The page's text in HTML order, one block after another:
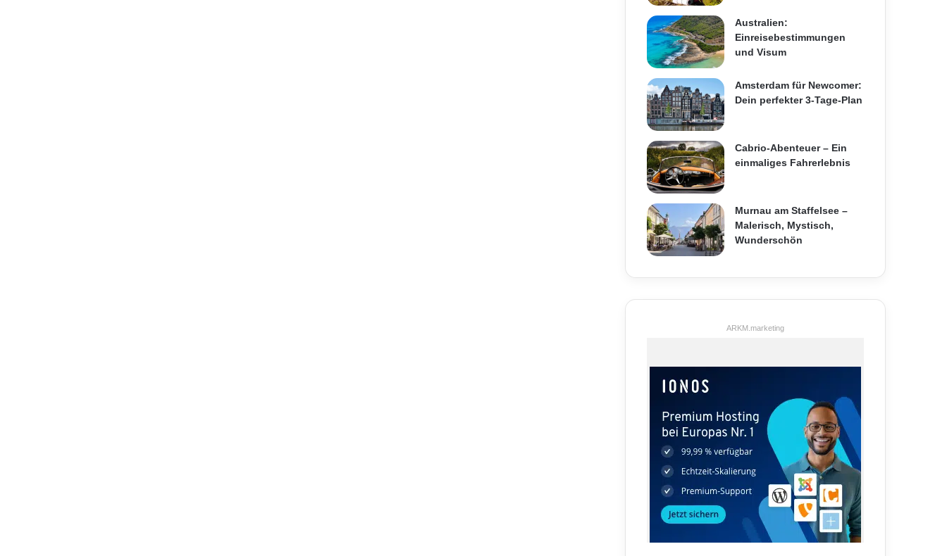
Australien:
Einreisebestimmungen
und Visum
Amsterdam für Newcomer:
Dein perfekter 3-Tage-Plan
Cabrio-Abenteuer – Ein
einmaliges Fahrerlebnis
Murnau am Staffelsee –
Malerisch, Mystisch,
Wunderschön
ARKM.marketing